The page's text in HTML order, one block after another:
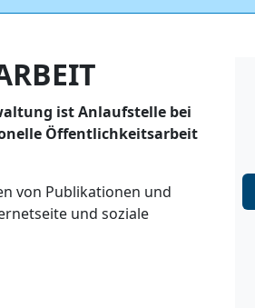
ist Anlaufstelle bei
Öffentlichkeitsarbeit
von Publikationen und
und soziale